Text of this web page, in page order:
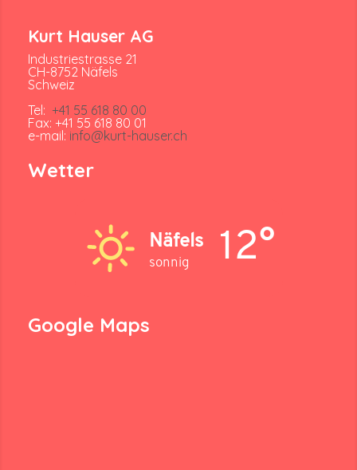
Kurt Hauser AG
Industriestrasse 21
CH-8752 Näfels
Schweiz
Tel: +41 55 618 80 00
Fax: +41 55 618 80 01
e-mail: info@kurt-hauser.ch
Wetter
Näfels
sonnig 12°
Google Maps